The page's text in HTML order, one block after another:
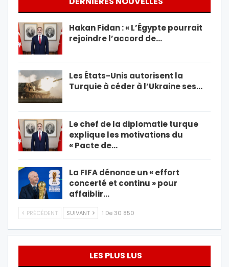
Hakan Fidan : « L’Égypte pourrait
rejoindre l’accord de…
Les États-Unis autorisent la
Turquie à céder à l’Ukraine ses…
Le chef de la diplomatie turque
explique les motivations du
« Pacte de…
La FIFA dénonce un « effort
concerté et continu » pour
affaiblir…
PRÉCÉDENT SUIVANT 1 De 30 850
LES PLUS LUS